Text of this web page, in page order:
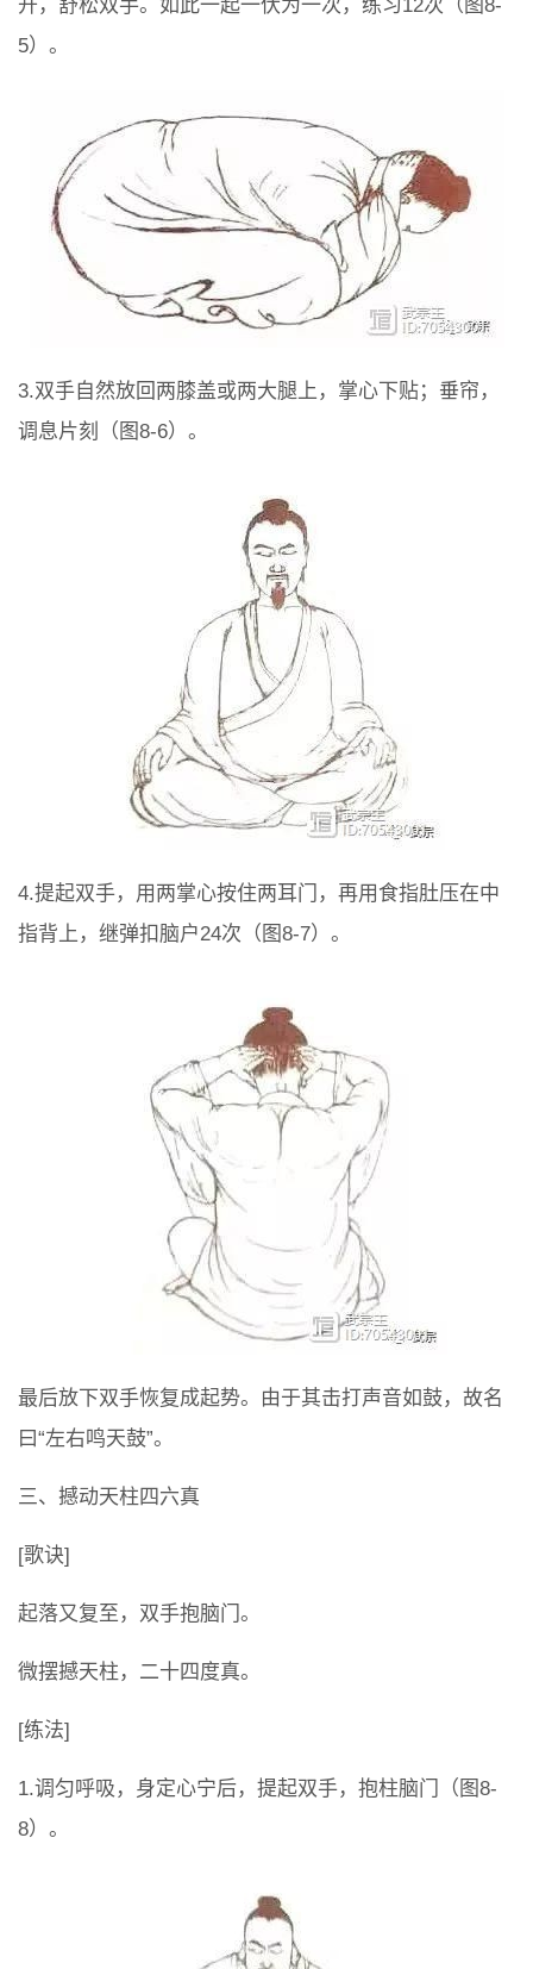
开，舒松双手。如此一起一伏为一次，练习12次（图8-
5）。
3.双手自然放回两膝盖或两大腿上，掌心下贴；垂帘，
调息片刻（图8-6）。
4.提起双手，用两掌心按住两耳门，再用食指肚压在中
指背上，继弹扣脑户24次（图8-7）。
最后放下双手恢复成起势。由于其击打声音如鼓，故名
曰“左右鸣天鼓”。
三、撼动天柱四六真
[歌诀]
起落又复至，双手抱脑门。
微摆撼天柱，二十四度真。
[练法]
1.调匀呼吸，身定心宁后，提起双手，抱柱脑门（图8-
8）。